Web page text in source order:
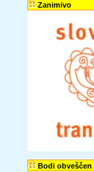
Zanimivo
Bodi obveščen